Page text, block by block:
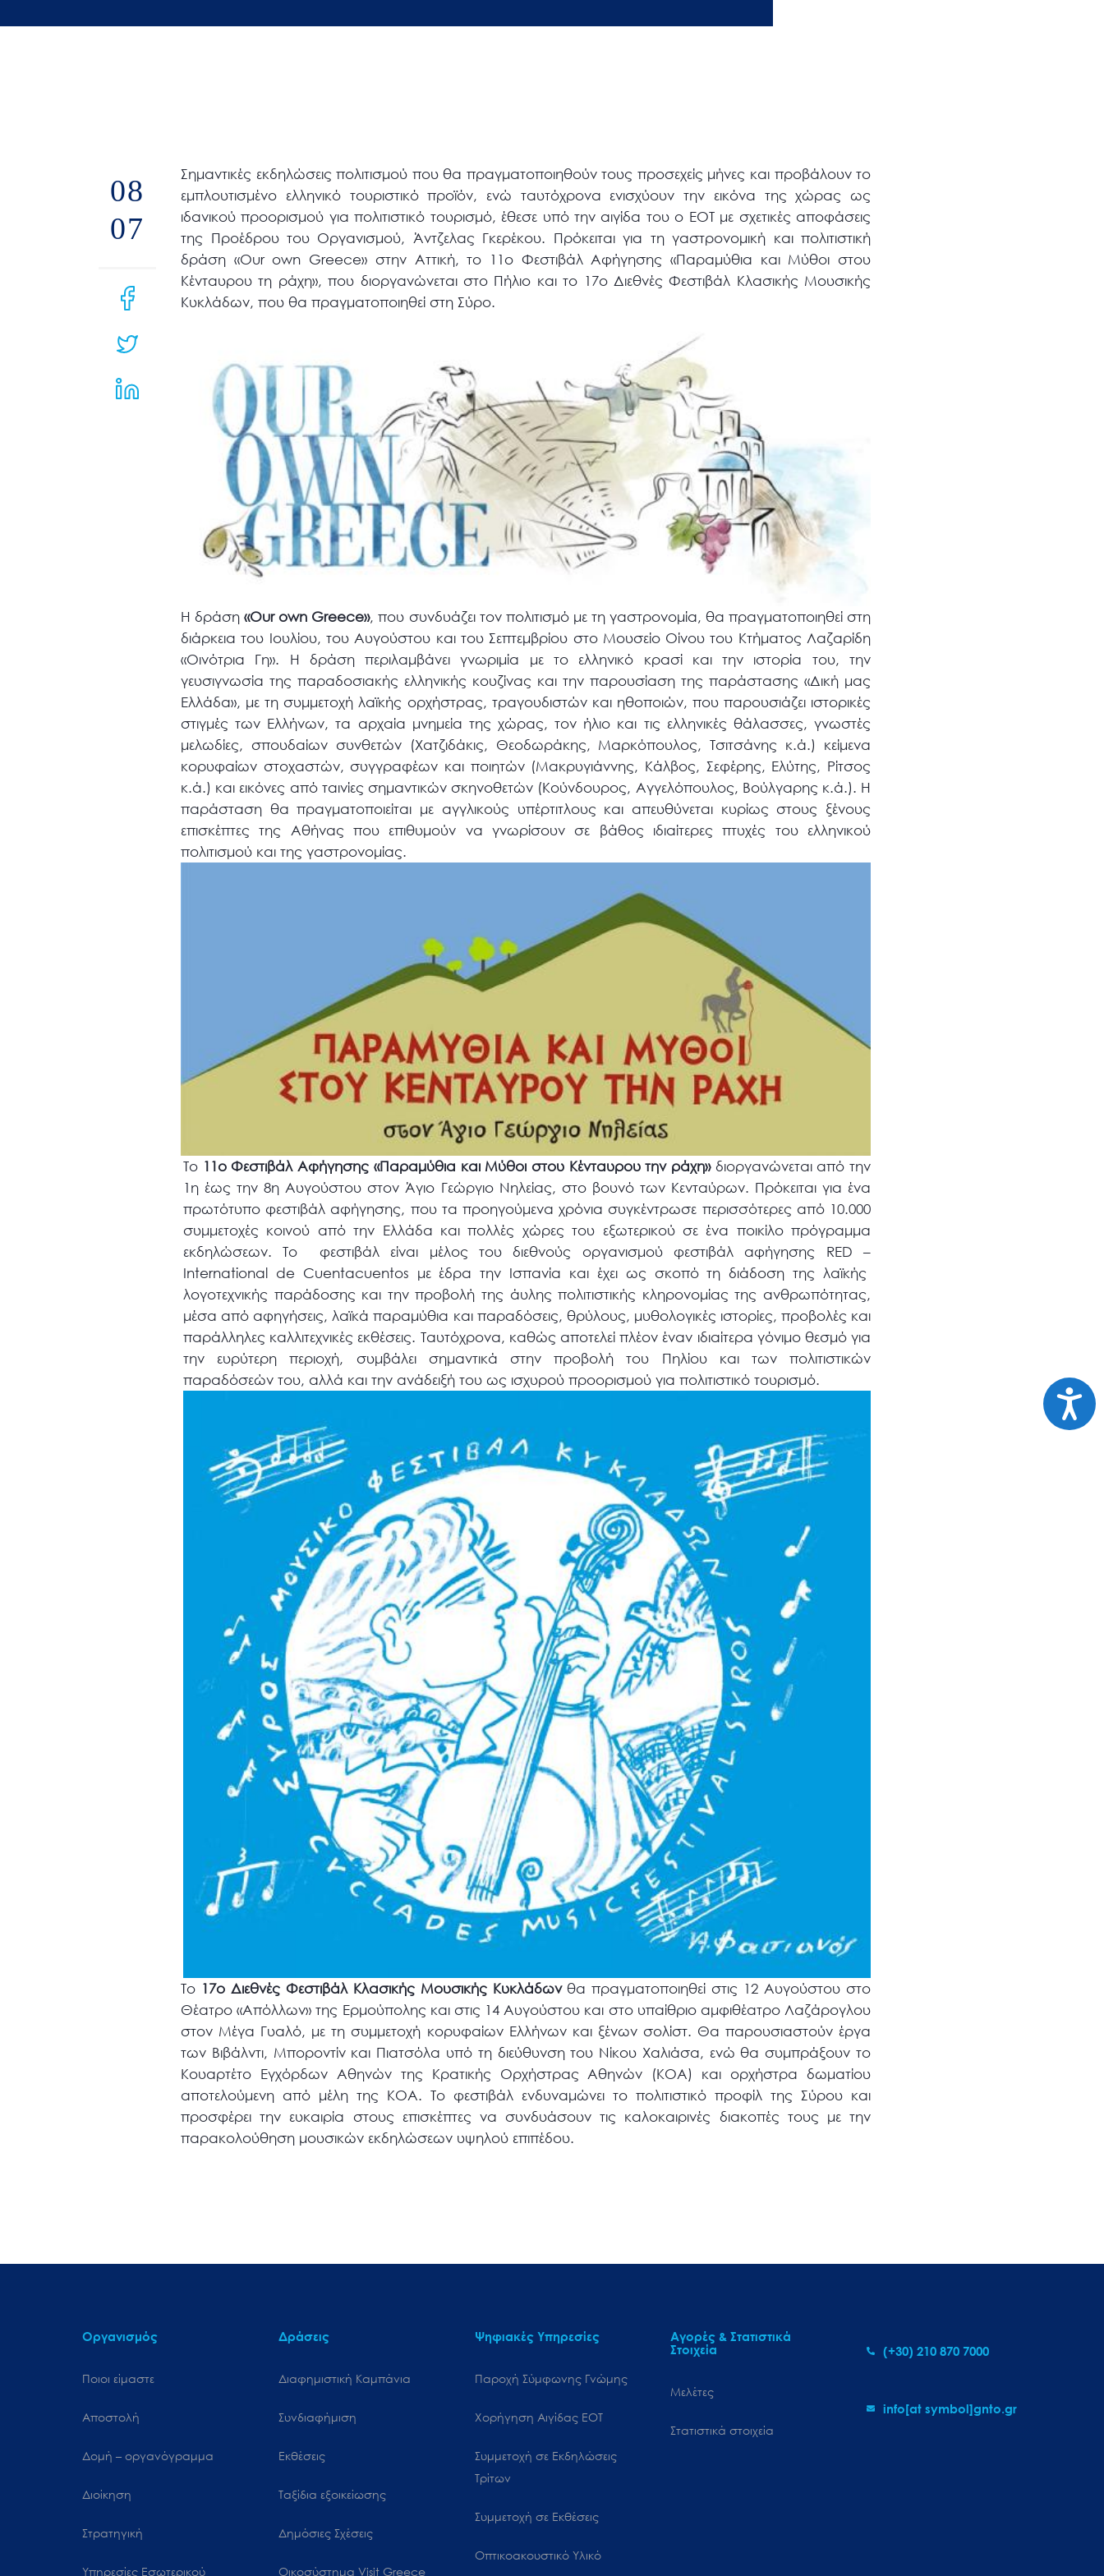
08
07
Σημαντικές εκδηλώσεις πολιτισμού που θα πραγματοποιηθούν τους προσεχείς μήνες και προβάλουν το
εμπλουτισμένο ελληνικό τουριστικό προϊόν, ενώ ταυτόχρονα ενισχύουν την εικόνα της χώρας ως
ιδανικού προορισμού για πολιτιστικό τουρισμό, έθεσε υπό την αιγίδα του ο ΕΟΤ με σχετικές αποφάσεις
της Προέδρου του Οργανισμού, Άντζελας Γκερέκου. Πρόκειται για τη γαστρονομική και πολιτιστική
δράση «Our own Greece» στην Αττική, το 11ο Φεστιβάλ Αφήγησης «Παραμύθια και Μύθοι στου
Κένταυρου τη ράχη», που διοργανώνεται στο Πήλιο και το 17ο Διεθνές Φεστιβάλ Κλασικής Μουσικής
Κυκλάδων, που θα πραγματοποιηθεί στη Σύρο.
Η δράση«Our own Greece», που συνδυάζει τον πολιτισμό με τη γαστρονομία, θα πραγματοποιηθεί στη
διάρκεια του Ιουλίου, του Αυγούστου και του Σεπτεμβρίου στο Μουσείο Οίνου του Κτήματος Λαζαρίδη
«Οινότρια Γη». Η δράση περιλαμβάνει γνωριμία με το ελληνικό κρασί και την ιστορία του, την
γευσιγνωσία της παραδοσιακής ελληνικής κουζίνας και την παρουσίαση της παράστασης «Δική μας
Ελλάδα», με τη συμμετοχή λαϊκής ορχήστρας, τραγουδιστών και ηθοποιών, που παρουσιάζει ιστορικές
στιγμές των Ελλήνων, τα αρχαία μνημεία της χώρας, τον ήλιο και τις ελληνικές θάλασσες, γνωστές
μελωδίες, σπουδαίων συνθετών (Χατζιδάκις, Θεοδωράκης, Μαρκόπουλος, Τσιτσάνης κ.ά.) κείμενα
κορυφαίων στοχαστών, συγγραφέων και ποιητών (Μακρυγιάννης, Κάλβος, Σεφέρης, Ελύτης, Ρίτσος
κ.ά.) και εικόνες από ταινίες σημαντικών σκηνοθετών (Κούνδουρος, Αγγελόπουλος, Βούλγαρης κ.ά.). Η
παράσταση θα πραγματοποιείται με αγγλικούς υπέρτιτλους και απευθύνεται κυρίως στους ξένους
επισκέπτες της Αθήνας που επιθυμούν να γνωρίσουν σε βάθος ιδιαίτερες πτυχές του ελληνικού
πολιτισμού και της γαστρονομίας.
Το 11ο Φεστιβάλ Αφήγησης «Παραμύθια και Μύθοι στου Κένταυρου την ράχη»διοργανώνεται από την
1η έως την 8η Αυγούστου στον Άγιο Γεώργιο Νηλείας, στο βουνό των Κενταύρων. Πρόκειται για ένα
πρωτότυπο φεστιβάλ αφήγησης, που τα προηγούμενα χρόνια συγκέντρωσε περισσότερες από 10.000
συμμετοχές κοινού από την Ελλάδα και πολλές χώρες του εξωτερικού σε ένα ποικίλο πρόγραμμα
εκδηλώσεων. Το φεστιβάλ είναι μέλος του διεθνούς οργανισμού φεστιβάλ αφήγησης RED –
International de Cuentacuentos με έδρα την Ισπανία και έχει ως σκοπό τη διάδοση της λαϊκής
λογοτεχνικής παράδοσης και την προβολή της άυλης πολιτιστικής κληρονομίας της ανθρωπότητας,
μέσα από αφηγήσεις, λαϊκά παραμύθια και παραδόσεις, θρύλους, μυθολογικές ιστορίες, προβολές και
παράλληλες καλλιτεχνικές εκθέσεις. Ταυτόχρονα, καθώς αποτελεί πλέον έναν ιδιαίτερα γόνιμο θεσμό για
την ευρύτερη περιοχή, συμβάλει σημαντικά στην προβολή του Πηλίου και των πολιτιστικών
παραδόσεών του, αλλά και την ανάδειξή του ως ισχυρού προορισμού για πολιτιστικό τουρισμό.
Το 17ο Διεθνές Φεστιβάλ Κλασικής Μουσικής Κυκλάδωνθα πραγματοποιηθεί στις 12 Αυγούστου στο
Θέατρο «Απόλλων» της Ερμούπολης και στις 14 Αυγούστου και στο υπαίθριο αμφιθέατρο Λαζάρογλου
στον Μέγα Γυαλό, με τη συμμετοχή κορυφαίων Ελλήνων και ξένων σολίστ. Θα παρουσιαστούν έργα
των Βιβάλντι, Μποροντίν και Πιατσόλα υπό τη διεύθυνση του Νίκου Χαλιάσα, ενώ θα συμπράξουν το
Κουαρτέτο Εγχόρδων Αθηνών της Κρατικής Ορχήστρας Αθηνών (ΚΟΑ) και ορχήστρα δωματίου
αποτελούμενη από μέλη της ΚΟΑ. Το φεστιβάλ ενδυναμώνει το πολιτιστικό προφίλ της Σύρου και
προσφέρει την ευκαιρία στους επισκέπτες να συνδυάσουν τις καλοκαιρινές διακοπές τους με την
παρακολούθηση μουσικών εκδηλώσεων υψηλού επιπέδου.
Οργανισμός
Ποιοι είμαστε
Αποστολή
Δομή – οργανόγραμμα
Διοίκηση
Στρατηγική
Υπηρεσίες Εσωτερικού
Δράσεις
Διαφημιστική Καμπάνια
Συνδιαφήμιση
Εκθέσεις
Ταξίδια εξοικείωσης
Δημόσιες Σχέσεις
Oικοσύστημα Visit Greece
Ψηφιακές Υπηρεσίες
Παροχή Σύμφωνης Γνώμης
Χορήγηση Αιγίδας ΕΟΤ
Συμμετοχή σε Εκδηλώσεις
Τρίτων
Συμμετοχή σε Εκθέσεις
Οπτικοακουστικό Υλικό
Αγορές & Στατιστικά
Στοιχεία
Μελέτες
Στατιστικά στοιχεία
(+30) 210 870 7000
info[at symbol]gnto.gr